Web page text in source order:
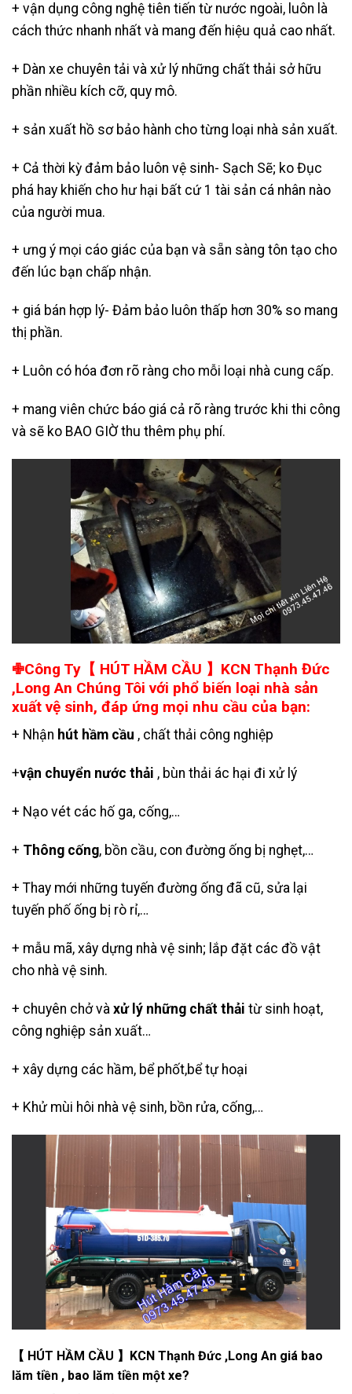
+ vận dụng công nghệ tiên tiến từ nước ngoài, luôn là
cách thức nhanh nhất và mang đến hiệu quả cao nhất.
+ Dàn xe chuyên tải và xử lý những chất thải sở hữu
phần nhiều kích cỡ, quy mô.
+ sản xuất hồ sơ bảo hành cho từng loại nhà sản xuất.
+ Cả thời kỳ đảm bảo luôn vệ sinh- Sạch Sẽ; ko Đục
phá hay khiến cho hư hại bất cứ 1 tài sản cá nhân nào
của người mua.
+ ưng ý mọi cáo giác của bạn và sẵn sàng tôn tạo cho
đến lúc bạn chấp nhận.
+ giá bán hợp lý- Đảm bảo luôn thấp hơn 30% so mang
thị phần.
+ Luôn có hóa đơn rõ ràng cho mỗi loại nhà cung cấp.
+ mang viên chức báo giá cả rõ ràng trước khi thi công
và sẽ ko BAO GIỜ thu thêm phụ phí.
✙Công Ty【 HÚT HẦM CẦU 】KCN Thạnh Đức
,Long An Chúng Tôi với phổ biến loại nhà sản
xuất vệ sinh, đáp ứng mọi nhu cầu của bạn:
+ Nhận hút hầm cầu , chất thải công nghiệp
+vận chuyển nước thải , bùn thải ác hại đi xử lý
+ Nạo vét các hố ga, cống,…
+ Thông cống, bồn cầu, con đường ống bị nghẹt,…
+ Thay mới những tuyến đường ống đã cũ, sửa lại
tuyến phố ống bị rò rỉ,…
+ mẫu mã, xây dựng nhà vệ sinh; lắp đặt các đồ vật
cho nhà vệ sinh.
+ chuyên chở và xử lý những chất thải từ sinh hoạt,
công nghiệp sản xuất…
+ xây dựng các hầm, bể phốt,bể tự hoại
+ Khử mùi hôi nhà vệ sinh, bồn rửa, cống,…
【 HÚT HẦM CẦU 】KCN Thạnh Đức ,Long An giá bao
lăm tiền , bao lăm tiền một xe?